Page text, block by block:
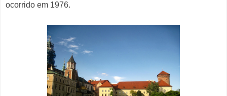
ocorrido em 1976.